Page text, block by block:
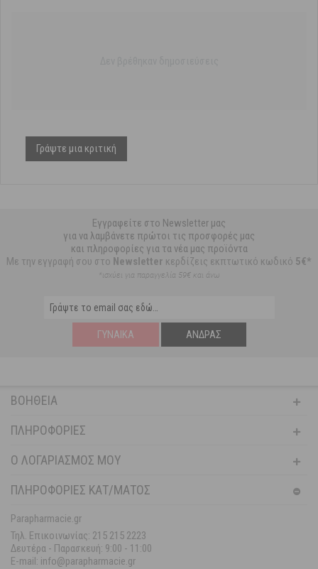
Γράψτε μια κριτική
Εγγραφείτε στο Newsletter μας
για να λαμβάνετε πρώτοι τις προσφορές μας
και πληροφορίες για τα νέα μας προϊόντα
Με την εγγραφή σου στο Newsletter κερδίζεις εκπτωτικό κωδικό 5€*
*ισχύει για παραγγελία 59€ και άνω
ΓΥΝΑΊΚΑ ΆΝΔΡΑΣ
ΒΟΉΘΕΙΑ
ΠΛΗΡΟΦΟΡΊΕΣ
Ο ΛΟΓΑΡΙΑΣΜΌΣ ΜΟΥ
ΠΛΗΡΟΦΟΡΙΕΣ ΚΑΤ/ΜΑΤΟΣ
Parapharmacie.gr
Τηλ. Επικοινωνίας: 215 215 2223
Δευτέρα - Παρασκευή: 9:00 - 11:00
E-mail: info@parapharmacie.gr